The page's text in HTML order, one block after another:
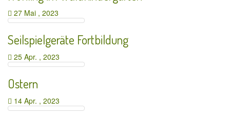
27 Mai , 2023
Seilspielgeräte Fortbildung
25 Apr. , 2023
Ostern
14 Apr. , 2023